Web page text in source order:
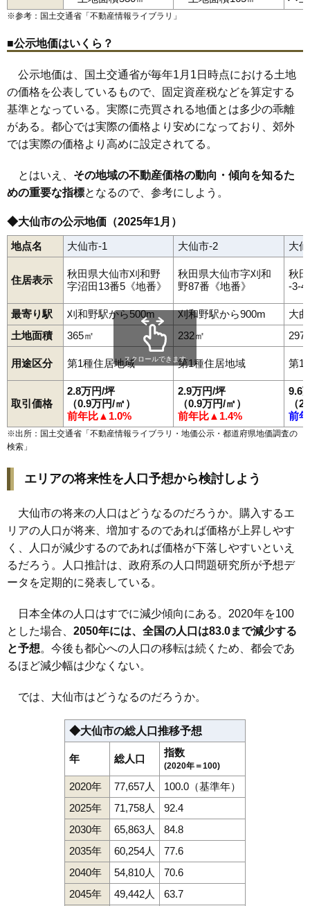
※参考：国土交通省「不動産情報ライブラリ 」
■公示地価はいくら？
公示地価は、国土交通省が毎年1月1日時点における土地
の価格を公表しているもので、固定資産税などを算定する
基準となっている。実際に売買される地価とは多少の乖離
がある。都心では実際の価格より安めになっており、郊外
では実際の価格より高めに設定されてる。
とはいえ、 その地域の不動産価格の動向・傾向を知るた
めの重要な指標となるので、参考にしよう。
◆大仙市の公示地価（2025年1月）
地点名 大仙市-1 大仙市-2 大
住居表示
秋田県大仙市刈和野
字沼田13番5《地番》
秋田県大仙市字刈和
野87番《地番》
秋
-3-4
最寄り駅 刈和野駅から500m 刈和野駅から900m
大
土地面積
365㎡ 232㎡ 297
用途区分 第1種住居地域 第1種住居地域 第1
取引価格
2.8万円/坪
（0.9万円/㎡）
前年比▲1.0%
2.9万円/坪
（0.9万円/㎡）
前年比▲1.4%
9.6
（
前
スクロールできます
※出所：国土交通省「不動産情報ライブラリ・地価公示・都道府県地価調査の
検索 」
エリアの将来性を人口予想から検討しよう
大仙市の将来の人口はどうなるのだろうか。購入するエ
リアの人口が将来、増加するのであれば価格が上昇しやす
く、人口が減少するのであれば価格が下落しやすいといえ
るだろう。人口推計は、政府系の人口問題研究所が予想デ
ータを定期的に発表している。
日本全体の人口はすでに減少傾向にある。2020年を100
とした場合、 2050年には、全国の人口は83.0まで減少する
と予想。今後も都心への人口の移転は続くため、都会であ
るほど減少幅は少なくない。
では、大仙市はどうなるのだろうか。
◆大仙市の総人口推移予想
年 総人口
指数
(2020年＝100)
2020年 77,657人
100.0（基準年）
2025年
71,758人
92.4
2030年
65,863人
84.8
2035年
60,254人
77.6
2040年
54,810人
70.6
2045年
49,442人
63.7
大曲花園町大曲浜町大曲日の出町大曲福住町大曲福見町
大曲船場町 大曲丸子町大曲丸の内町
協和小種協和境協和船岡
神宮寺高関上郷高梨土川寺館戸地谷戸蒔豊岡豊川長野南外
橋本 花館 花館上町 花館中町 東川 福田 福田町 藤木
堀見内鑓見内 横堀四ツ屋若竹町和合
大曲駅神宮寺駅刈和野駅峰吉川駅羽後境駅羽後長野駅
羽後四ツ屋駅
北大曲駅